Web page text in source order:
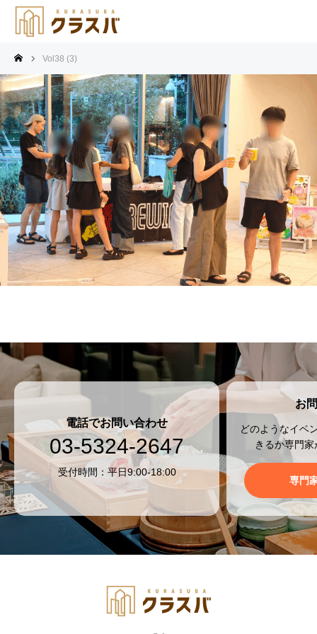
Vol38 (3)
電話でお問い合わせ
03-5324-2647
受付時間：平日9:00-18:00
お
どのようなイベ
きるか専門
専門